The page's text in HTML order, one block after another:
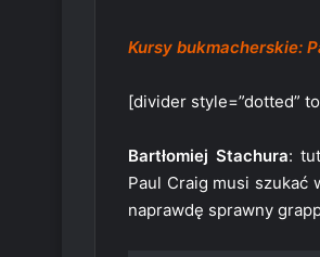
Kursy bukmacherskie:
[divider style=”dotted”
Bartłomiej Stachura:
Paul Craig musi szukać
naprawdę sprawny